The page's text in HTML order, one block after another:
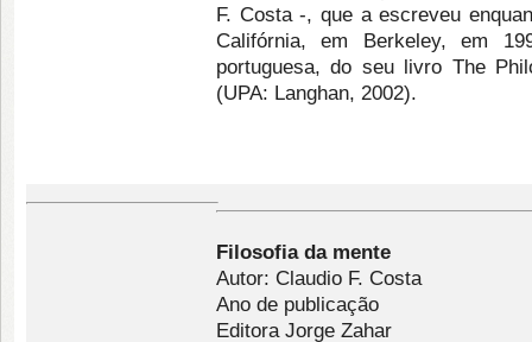
F. Costa -, que a escreveu
Califórnia, em Berkeley, em
portuguesa, do seu livro The
(UPA: Langhan, 2002).
Filosofia da mente
Autor: Claudio F. Costa
Ano de publicação
Editora Jorge Zahar